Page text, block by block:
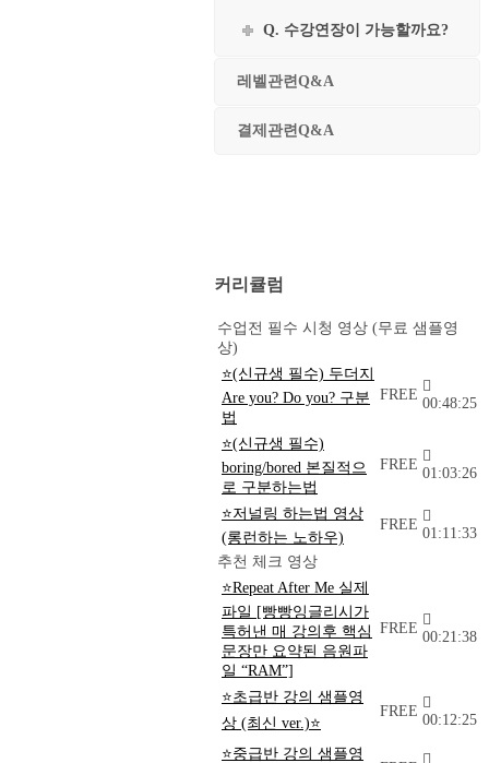
Q. 수강연장이 가능할까요?
레벨관련Q&A
결제관련Q&A
커리큘럼
수업전 필수 시청 영상 (무료 샘플영
상)
⭐(신규생 필수) 두더지
Are you? Do you? 구분
법
FREE
00:48:25
⭐(신규생 필수)
boring/bored 본질적으
로 구분하는법
FREE
01:03:26
⭐저널링 하는법 영상
(롱런하는 노하우)
FREE
01:11:33
추천 체크 영상
⭐Repeat After Me 실제
파일 [빵빵잉글리시가
특허낸 매 강의후 핵심
문장만 요약된 음원파
일 “RAM”]
FREE
00:21:38
⭐초급반 강의 샘플영
상 (최신 ver.)⭐
FREE
00:12:25
⭐중급반 강의 샘플영